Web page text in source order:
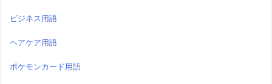
ビジネス用語
ヘアケア用語
ポケモンカード用語